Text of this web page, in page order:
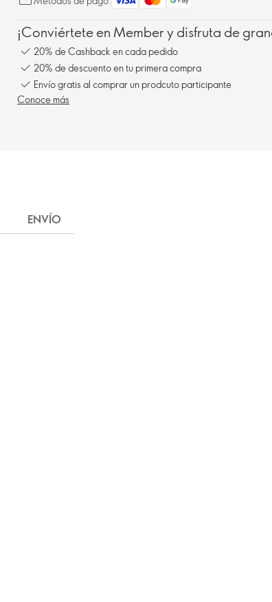
¡Conviértete en Member y disfruta de
20% de Cashback en cada pedido
20% de descuento en tu primera compra
Envío gratis al comprar un prodcuto participante
Conoce más
ENVÍO